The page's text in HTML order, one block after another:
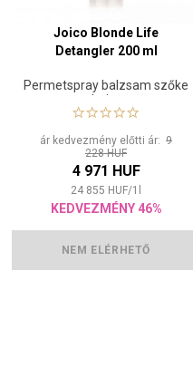
Joico Blonde Life
Detangler 200 ml
Permetspray balzsam szőke
hajra
ár kedvezmény előtti ár: 9
228 HUF
4 971 HUF
24 855 HUF/1
KEDVEZMÉNY 46%
NEM ELÉRHETŐ